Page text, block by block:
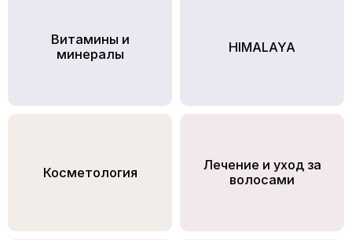
Витамины и
минералы
HIMALAYA
Косметология
Лечение и уход за
волосами